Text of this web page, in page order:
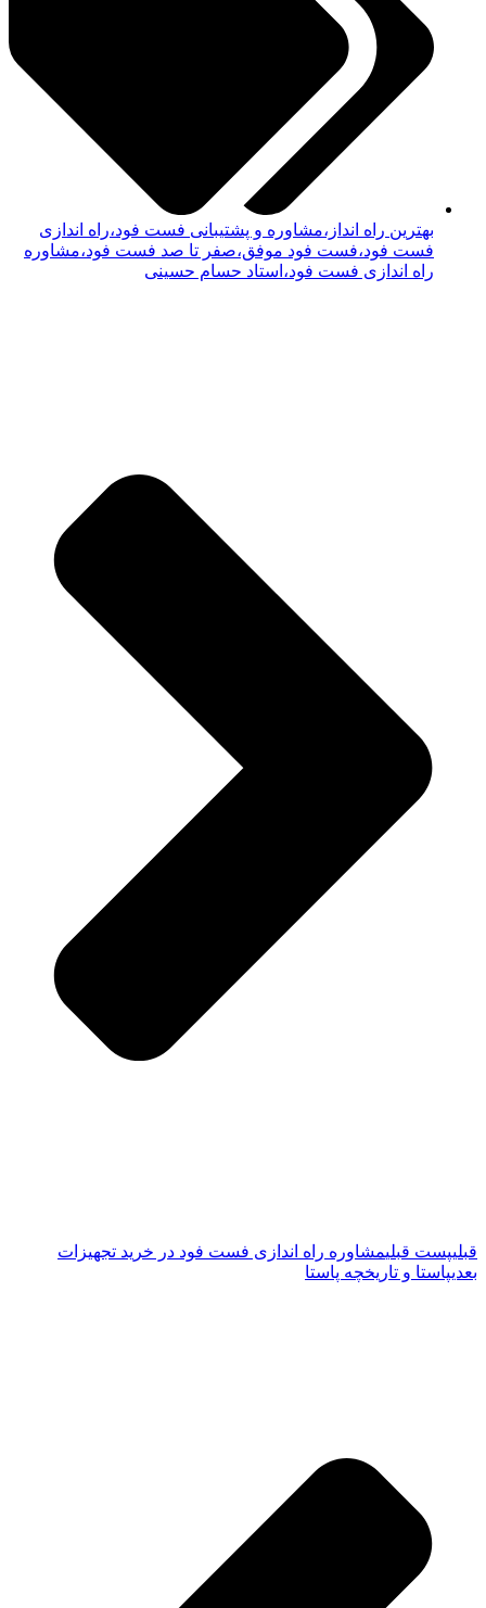
بهترین راه انداز،مشاوره و پشتیبانی فست فود،راه اندازی
فست فود،فست فود موفق،صفر تا صد فست فود،مشاوره
راه اندازی فست فود،استاد حسام حسینی
قبلیپست قبلیمشاوره راه اندازی فست فود در خرید تجهیزات
بعدیپاستا و تاریخچه پاستا